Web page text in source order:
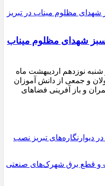
سبز شهدای مظلوم میناب
شنبه نوزدهم اردیبهشت ماه
مسئولان و جمعی از دانش آموزان
و باز آفرینی فضاهای
دیوارنگاره‌های تبریز نصب
و قطع برق شهرک‌های صنعتی